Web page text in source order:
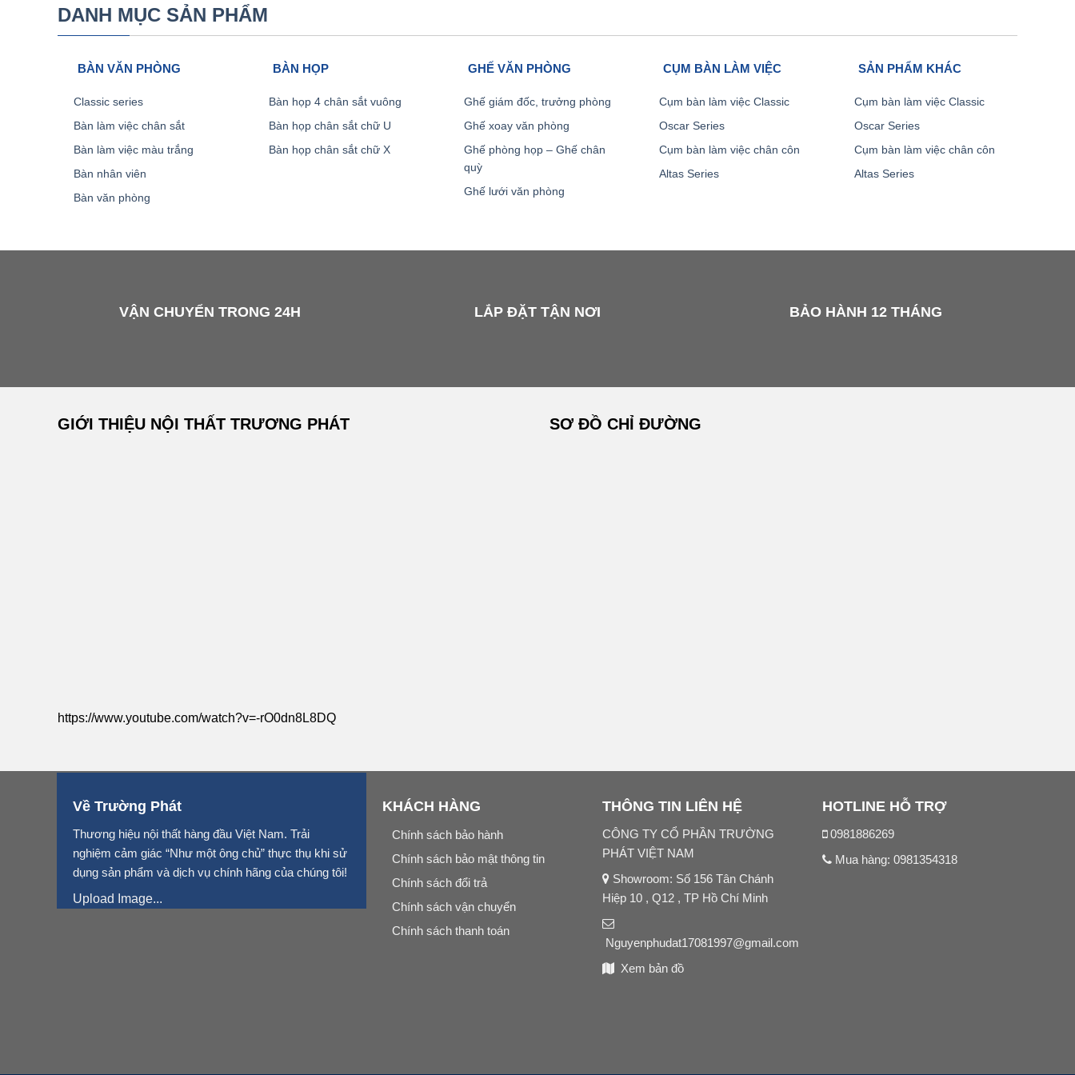
DANH MỤC SẢN PHẨM
BÀN VĂN PHÒNG
Classic series
Bàn làm việc chân sắt
Bàn làm việc màu trắng
Bàn nhân viên
Bàn văn phòng
BÀN HỌP
Bàn họp 4 chân sắt vuông
Bàn họp chân sắt chữ U
Bàn họp chân sắt chữ X
GHẾ VĂN PHÒNG
Ghế giám đốc, trưởng phòng
Ghế xoay văn phòng
Ghế phòng họp – Ghế chân
quỳ
Ghế lưới văn phòng
CỤM BÀN LÀM VIỆC
Cụm bàn làm việc Classic
Oscar Series
Cụm bàn làm việc chân côn
Altas Series
SẢN PHẨM KHÁC
Cụm bàn làm việc Classic
Oscar Series
Cụm bàn làm việc chân côn
Altas Series
VẬN CHUYỂN TRONG 24H LẮP ĐẶT TẬN NƠI BẢO HÀNH 12 THÁNG
GIỚI THIỆU NỘI THẤT TRƯƠNG PHÁT
https://www.youtube.com/watch?v=-rO0dn8L8DQ
SƠ ĐỒ CHỈ ĐƯỜNG
Về Trường Phát
Thương hiệu nội thất hàng đầu Việt Nam. Trải
nghiệm cảm giác “Như một ông chủ” thực thụ khi sử
dụng sản phẩm và dịch vụ chính hãng của chúng tôi!
Upload Image...
KHÁCH HÀNG
Chính sách bảo hành
Chính sách bảo mật thông tin
Chính sách đổi trả
Chính sách vận chuyển
Chính sách thanh toán
THÔNG TIN LIÊN HỆ
CÔNG TY CỔ PHẦN TRƯỜNG
PHÁT VIỆT NAM
Showroom: Số 156 Tân Chánh
Hiệp 10 , Q12 , TP Hồ Chí Minh
Nguyenphudat17081997@gmail.com
Xem bản đồ
HOTLINE HỖ TRỢ
0981886269
Mua hàng:0981354318